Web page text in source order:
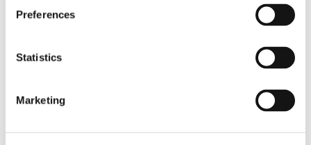
Preferences
Statistics
Marketing
Frankrijk
Deutsch
Español